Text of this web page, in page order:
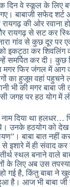
दिन वे स्कूल के लिए
बाबाजी सफेद शर्ट
की ओर रवाना
रायगढ़ से सट कर
गांव से कुछ दूर पर
इकट्ठा कर शिवलिंग
समर्पित कर दी। कुछ
मगर फिर जंगल में आग
का हुजूम वहां पहुचने
भी की मगर बाबा जी
जगह पर हठ योग में
दिया था हलधर…
उनके हठयोग को देख
बाबा बात नहीं
से इशारे में ही संवाद
स्थल बनाने वाले
के लिए अब उस
गई है, किंतु बाबा ने
है। आज भी बाबा जी